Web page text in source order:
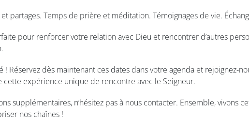
partages. Temps de prière et méditation. Témoignages de vie.
pour renforcer votre relation avec Dieu et rencontrer d’autres
Réservez dès maintenant ces dates dans votre agenda et rejoignez-
cette expérience unique de rencontre avec le Seigneur.
supplémentaires, n’hésitez pas à nous contacter. Ensemble, vivons
nos chaînes !